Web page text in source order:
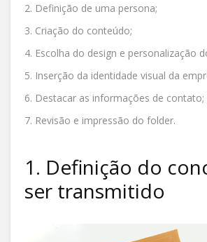
Definição de uma persona;
Criação do conteúdo;
Escolha do design e personalização
Inserção da identidade visual da
Destacar as informações de contato;
Revisão e impressão do folder.
1. Definição do
ser transmitido